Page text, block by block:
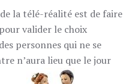
la télé-réalité est de faire
valider le choix
personnes qui ne se
n’aura lieu que le jour